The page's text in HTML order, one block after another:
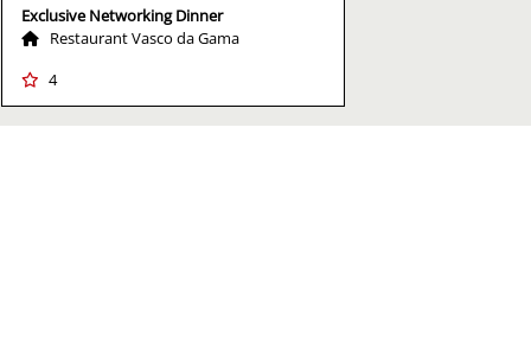
Exclusive Networking Dinner
Restaurant Vasco da Gama
4